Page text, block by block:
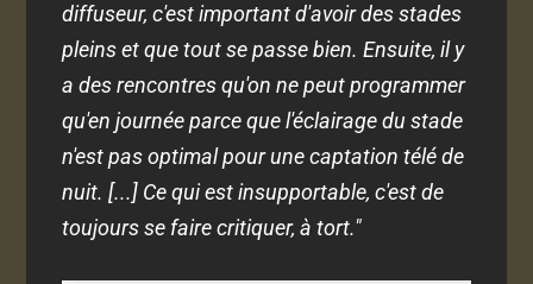
diffuseur, c'est important d'avoir des stades
pleins et que tout se passe bien. Ensuite, il y
a des rencontres qu'on ne peut programmer
qu'en journée parce que l'éclairage du stade
n'est pas optimal pour une captation télé de
nuit. [...] Ce qui est insupportable, c'est de
toujours se faire critiquer, à tort."